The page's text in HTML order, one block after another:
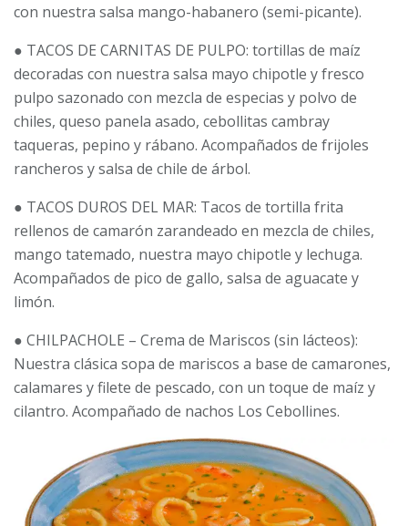
con nuestra salsa mango-habanero (semi-picante).
● TACOS DE CARNITAS DE PULPO: tortillas de maíz
decoradas con nuestra salsa mayo chipotle y fresco
pulpo sazonado con mezcla de especias y polvo de
chiles, queso panela asado, cebollitas cambray
taqueras, pepino y rábano. Acompañados de frijoles
rancheros y salsa de chile de árbol.
● TACOS DUROS DEL MAR: Tacos de tortilla frita
rellenos de camarón zarandeado en mezcla de chiles,
mango tatemado, nuestra mayo chipotle y lechuga.
Acompañados de pico de gallo, salsa de aguacate y
limón.
● CHILPACHOLE – Crema de Mariscos (sin lácteos):
Nuestra clásica sopa de mariscos a base de camarones,
calamares y filete de pescado, con un toque de maíz y
cilantro. Acompañado de nachos Los Cebollines.